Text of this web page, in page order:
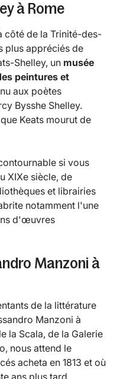
à Rome
côté de la Trinité-des-
plus appréciés de
Shelley, un musée
peintures et
aux poètes
Bysshe Shelley.
Keats mourut de
si vous
XIXe siècle, de
et librairies
notamment l'une
d'œuvres
Manzoni à
de la littérature
Manzoni à
la Scala, de la Galerie
nous attend le
acheta en 1813 et où